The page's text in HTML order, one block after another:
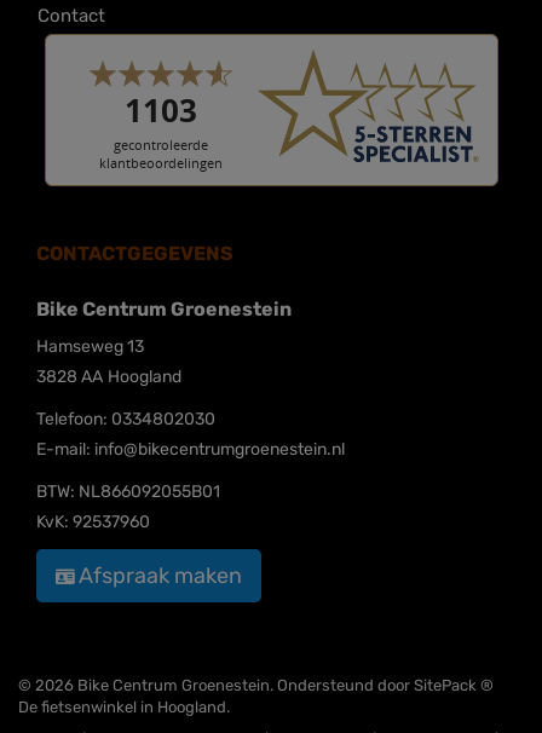
Contact
CONTACTGEGEVENS
Bike Centrum Groenestein
Hamseweg 13
3828 AA Hoogland
Telefoon: 0334802030
E-mail: info@bikecentrumgroenestein.nl
BTW: NL866092055B01
KvK: 92537960
Afspraak maken
© 2026 Bike Centrum Groenestein. Ondersteund door SitePack ®
De fietsenwinkel in Hoogland.